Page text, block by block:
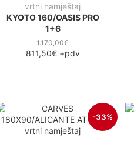
vrtni namještaj
KYOTO 160/OASIS PRO
1+6
1.170,00€
811,50€+pdv
-33%